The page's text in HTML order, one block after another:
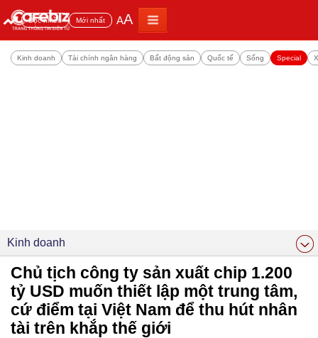
Đọc nhiều Mới nhất AA
Kinh doanh Tài chính ngân hàng Bất động sản Quốc tế Sống Special
Kinh doanh
Chủ tịch công ty sản xuất chip 1.200
tỷ USD muốn thiết lập một trung tâm,
cứ điểm tại Việt Nam để thu hút nhân
tài trên khắp thế giới